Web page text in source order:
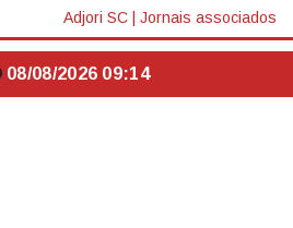
Adjori SC Jornais associados
08/08/2026 09:14